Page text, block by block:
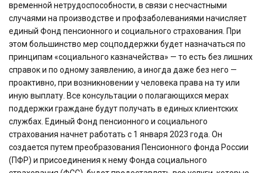
временной нетрудоспособности, в связи с несчастными
случаями на производстве и профзаболеваниями начисляет
единый Фонд пенсионного и социального страхования. При
этом большинство мер соцподдержки будет назначаться по
принципам «социального казначейства» — то есть без лишних
справок и по одному заявлению, а иногда даже без него —
проактивно, при возникновении у человека права на ту или
иную выплату. Все консультации о полагающихся мерах
поддержки граждане будут получать в единых клиентских
службах. Единый Фонд пенсионного и социального
страхования начнет работать с 1 января 2023 года. Он
создается путем преобразования Пенсионного фонда России
(ПФР) и присоединения к нему Фонда социального